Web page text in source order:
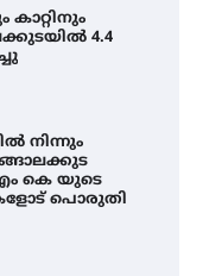
നിന്നും
കെ യുടെ
പൊരുതി